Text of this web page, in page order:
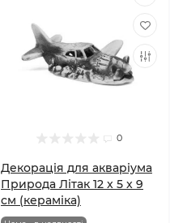
0
Декорація для акваріума
Природа Літак 12 x 5 x 9
см (кераміка)